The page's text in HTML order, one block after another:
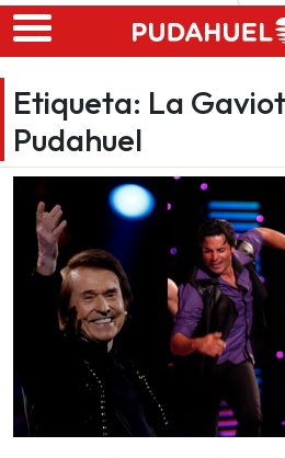
Skip to main content
Etiqueta: La
Pudahuel